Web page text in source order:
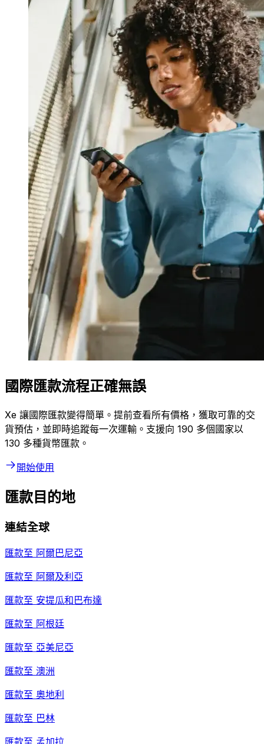
國際匯款流程正確無誤
Xe 讓國際匯款變得簡單。提前查看所有價格，獲取可靠的交
貨預估，並即時追蹤每一次運輸。支援向 190 多個國家以
130 多種貨幣匯款。
開始使用
匯款目的地
連結全球
匯款至 阿爾巴尼亞
匯款至 阿爾及利亞
匯款至 安提瓜和巴布達
匯款至 阿根廷
匯款至 亞美尼亞
匯款至 澳洲
匯款至 奧地利
匯款至 巴林
匯款至 孟加拉